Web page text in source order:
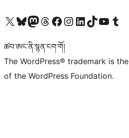
Visit our X (formerly Twitter) account
Visit our Bluesky account
Visit our Mastodon account
Visit our Threads account
Visit our Facebook page
Visit our Instagram account
Visit our LinkedIn account
Visit our TikTok account
Visit our YouTube
Visit our
ཚབ་ཨང་ནི་སྙན་ངག་གོ།
The WordPress® trademark is
of the WordPress Foundation.